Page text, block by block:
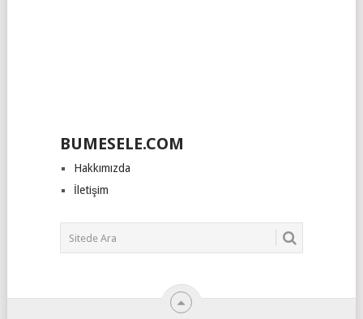
BUMESELE.COM
Hakkımızda
İletişim